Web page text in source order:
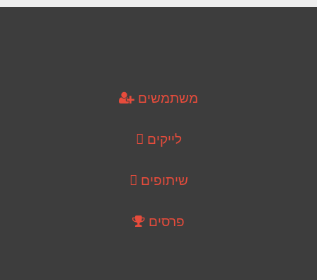
משתמשים
לייקים
שיתופים
פרסים